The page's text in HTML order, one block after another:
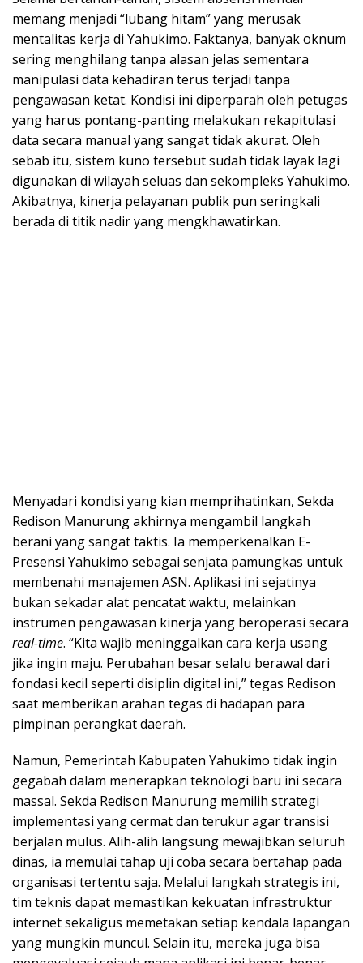
memang menjadi “lubang hitam” yang merusak
mentalitas kerja di Yahukimo. Faktanya, banyak oknum
sering menghilang tanpa alasan jelas sementara
manipulasi data kehadiran terus terjadi tanpa
pengawasan ketat. Kondisi ini diperparah oleh petugas
yang harus pontang-panting melakukan rekapitulasi
data secara manual yang sangat tidak akurat. Oleh
sebab itu, sistem kuno tersebut sudah tidak layak lagi
digunakan di wilayah seluas dan sekompleks Yahukimo.
Akibatnya, kinerja pelayanan publik pun seringkali
berada di titik nadir yang mengkhawatirkan.
Menyadari kondisi yang kian memprihatinkan, Sekda
Redison Manurung akhirnya mengambil langkah
berani yang sangat taktis. Ia memperkenalkan E-
Presensi Yahukimo sebagai senjata pamungkas untuk
membenahi manajemen ASN. Aplikasi ini sejatinya
bukan sekadar alat pencatat waktu, melainkan
instrumen pengawasan kinerja yang beroperasi secara
real-time. “Kita wajib meninggalkan cara kerja usang
jika ingin maju. Perubahan besar selalu berawal dari
fondasi kecil seperti disiplin digital ini,” tegas Redison
saat memberikan arahan tegas di hadapan para
pimpinan perangkat daerah.
Namun, Pemerintah Kabupaten Yahukimo tidak ingin
gegabah dalam menerapkan teknologi baru ini secara
massal. Sekda Redison Manurung memilih strategi
implementasi yang cermat dan terukur agar transisi
berjalan mulus. Alih-alih langsung mewajibkan seluruh
dinas, ia memulai tahap uji coba secara bertahap pada
organisasi tertentu saja. Melalui langkah strategis ini,
tim teknis dapat memastikan kekuatan infrastruktur
internet sekaligus memetakan setiap kendala lapangan
yang mungkin muncul. Selain itu, mereka juga bisa